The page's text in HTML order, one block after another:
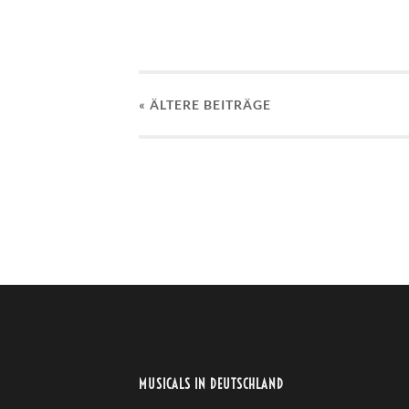
« ÄLTERE BEITRÄGE
MUSICALS IN DEUTSCHLAND